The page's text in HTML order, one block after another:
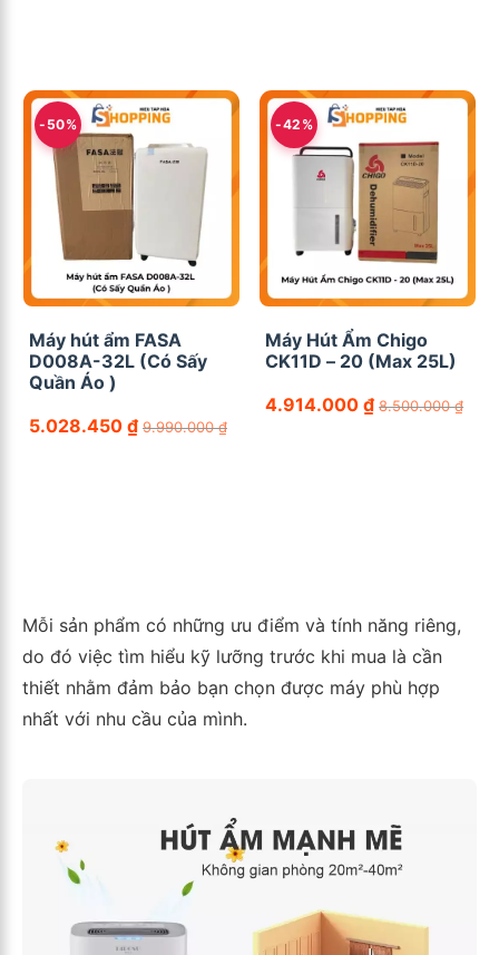
-50%
Máy hút ẩm FASA
D008A-32L (Có Sấy
Quần Áo )
5.028.450 ₫ 9.990.000₫
-42%
Máy Hút Ẩm Chigo
CK11D – 20 (Max 25L)
4.914.000₫ 8.500.000₫
Mỗi sản phẩm có những ưu điểm và tính năng riêng,
do đó việc tìm hiểu kỹ lưỡng trước khi mua là cần
thiết nhằm đảm bảo bạn chọn được máy phù hợp
nhất với nhu cầu của mình.